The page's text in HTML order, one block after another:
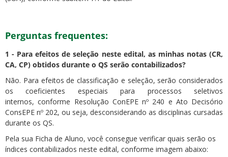
Perguntas frequentes:
1 - Para efeitos de seleção neste edital, as minhas notas (CR,
CA, CP) obtidos durante o QS serão contabilizados?
Não. Para efeitos de classificação e seleção, serão considerados
os coeficientes especiais para processos seletivos
internos, conforme Resolução ConEPE nº 240 e Ato Decisório
ConsEPE nº 202, ou seja, desconsiderando as disciplinas cursadas
durante os QS.
Pela sua Ficha de Aluno, você consegue verificar quais serão os
índices contabilizados neste edital, conforme imagem abaixo: